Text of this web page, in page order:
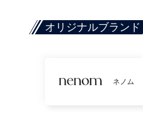
オリジナルブランド
ネノム